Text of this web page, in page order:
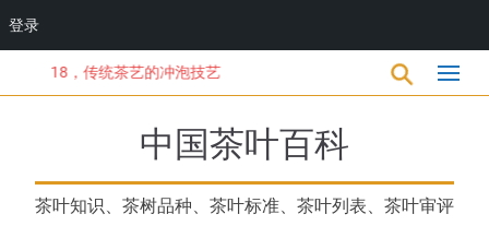
到
18，传统茶艺的冲泡技艺
中国茶叶百科
茶叶知识、茶树品种、茶叶标准、茶叶列表、茶叶审评
登录